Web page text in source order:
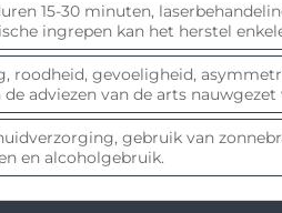
15-30 minuten,
ingrepen kan het herstel
roodheid, gevoeligheid,
adviezen van de arts
gebruik van
en alcoholgebruik.